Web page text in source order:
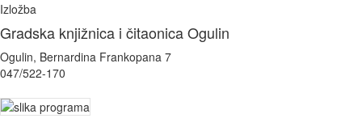
Izložba
Gradska knjižnica i čitaonica Ogulin
Ogulin, Bernardina Frankopana 7
047/522-170